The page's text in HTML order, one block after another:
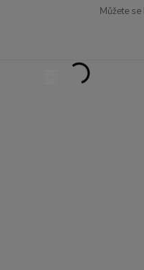
Můžete